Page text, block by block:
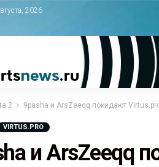
2026
2 9pasha и ArsZeeqq покидают
VIRTUS.PRO
и ArsZeeqq